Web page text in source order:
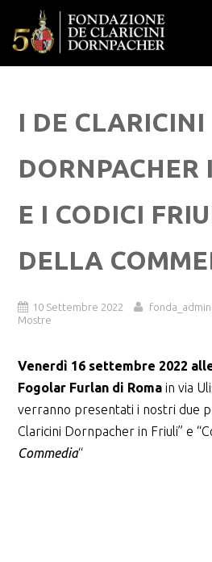
I DE CLARICINI
DORNPACHER
E I CODICI
DELLA
10 Settembre 2022 fonda_admin
Mostre
Venerdì 16 settembre 2022
Fogolar Furlan di Roma in via
verranno presentati i nostri due
Claricini Dornpacher in Friuli” e
Commedia“